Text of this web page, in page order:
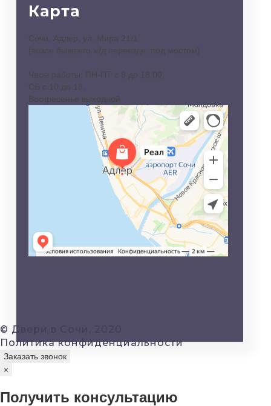
Карта
Сочи, Адлер, ул. Мира 21/1
(возле бывшего ж/д переезде, под мостом)
Часы работы: ПН-ПТ с 9 до 18:00,
СБ с 10 до 18,
Воскресенье выходной
© Двери в Сочи, 2020
Политика конфиденциальности
Заказать звонок
×
Получить консультацию